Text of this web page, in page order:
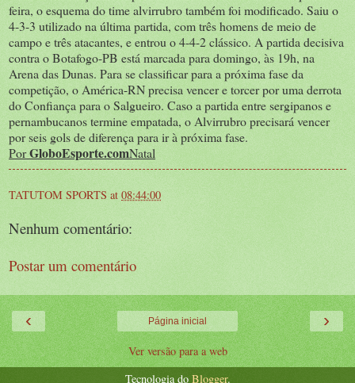
feira, o esquema do time alvirrubro também foi modificado. Saiu o
4-3-3 utilizado na última partida, com três homens de meio de
campo e três atacantes, e entrou o 4-4-2 clássico. A partida decisiva
contra o Botafogo-PB está marcada para domingo, às 19h, na
Arena das Dunas. Para se classificar para a próxima fase da
competição, o América-RN precisa vencer e torcer por uma derrota
do Confiança para o Salgueiro. Caso a partida entre sergipanos e
pernambucanos termine empatada, o Alvirrubro precisará vencer
por seis gols de diferença para ir à próxima fase.
PorGloboEsporte.comNatal
TATUTOM SPORTS at 08:44:00
Nenhum comentário:
Postar um comentário
‹ ›
Página inicial
Ver versão para a web
Tecnologia do Blogger.